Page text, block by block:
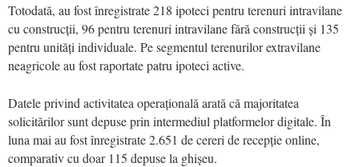
Totodată, au fost înregistrate 218 ipoteci pentru terenuri intravilane
cu construcții, 96 pentru terenuri intravilane fără construcții și 135
pentru unități individuale. Pe segmentul terenurilor extravilane
neagricole au fost raportate patru ipoteci active.
Datele privind activitatea operațională arată că majoritatea
solicitărilor sunt depuse prin intermediul platformelor digitale. În
luna mai au fost înregistrate 2.651 de cereri de recepție online,
comparativ cu doar 115 depuse la ghișeu.